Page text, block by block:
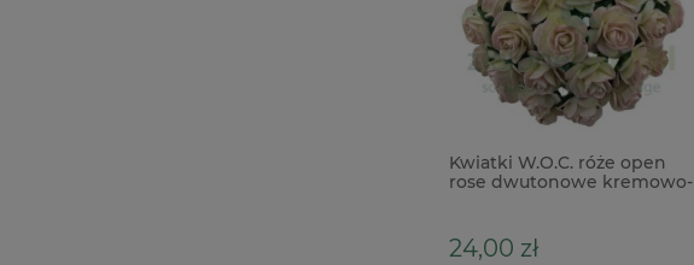
Kwiatki W.O.C. róże open
rose dwutonowe kremowo-
24,00 zł